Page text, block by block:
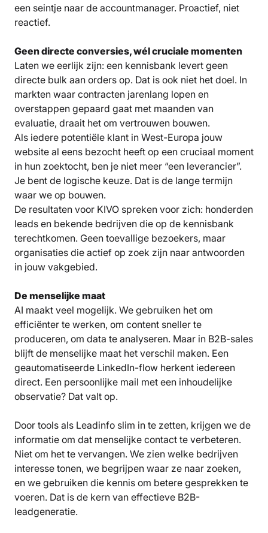
een seintje naar de accountmanager. Proactief, niet
reactief.
Geen directe conversies, wél cruciale momenten
Laten we eerlijk zijn: een kennisbank levert geen
directe bulk aan orders op. Dat is ook niet het doel. In
markten waar contracten jarenlang lopen en
overstappen gepaard gaat met maanden van
evaluatie, draait het om vertrouwen bouwen.
Als iedere potentiële klant in West-Europa jouw
website al eens bezocht heeft op een cruciaal moment
in hun zoektocht, ben je niet meer “een leverancier”.
Je bent de logische keuze. Dat is de lange termijn
waar we op bouwen.
De resultaten voor KIVO spreken voor zich: honderden
leads en bekende bedrijven die op de kennisbank
terechtkomen. Geen toevallige bezoekers, maar
organisaties die actief op zoek zijn naar antwoorden
in jouw vakgebied.
De menselijke maat
AI maakt veel mogelijk. We gebruiken het om
efficiënter te werken, om content sneller te
produceren, om data te analyseren. Maar in B2B-sales
blijft de menselijke maat het verschil maken. Een
geautomatiseerde LinkedIn-flow herkent iedereen
direct. Een persoonlijke mail met een inhoudelijke
observatie? Dat valt op.
Door tools als Leadinfo slim in te zetten, krijgen we de
informatie om dat menselijke contact te verbeteren.
Niet om het te vervangen. We zien welke bedrijven
interesse tonen, we begrijpen waar ze naar zoeken,
en we gebruiken die kennis om betere gesprekken te
voeren. Dat is de kern van effectieve B2B-
leadgeneratie.